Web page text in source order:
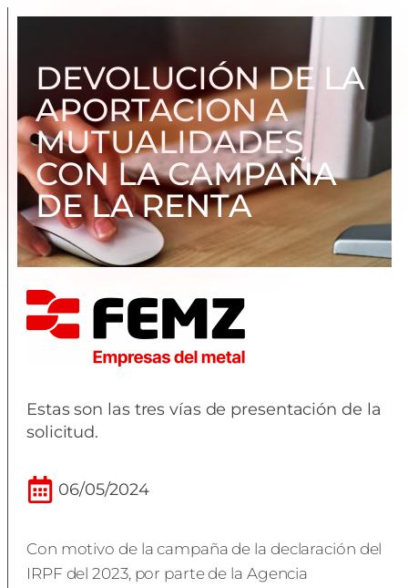
DEVOLUCIÓN DE LA
APORTACION A
MUTUALIDADES
CON LA CAMPAÑA
DE LA RENTA
Estas son las tres vías de presentación de la
solicitud.
06/05/2024
Con motivo de la campaña de la declaración del
IRPF del 2023, por parte de la Agencia